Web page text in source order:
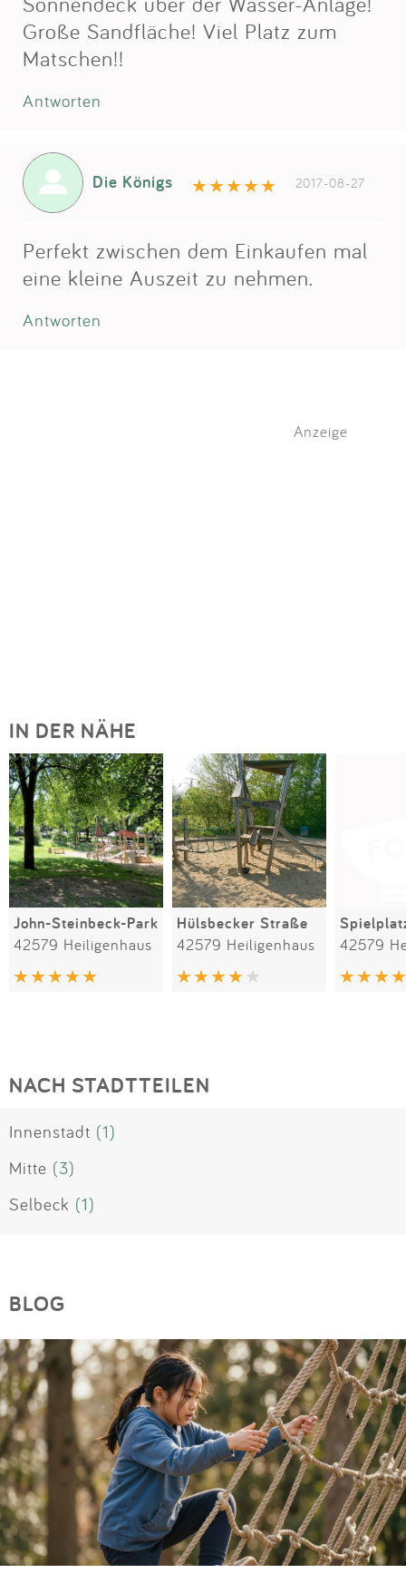
Große Sandfläche! Viel Platz zum
Matschen!!
Antworten
Die Königs 2017-08-27
Perfekt zwischen dem Einkaufen mal
eine kleine Auszeit zu nehmen.
Antworten
Anzeige
IN DER NÄHE
John-Steinbeck-Park
42579 Heiligenhaus
Hülsbecker Straße
42579 Heiligenhaus 42579
NACH STADTTEILEN
Innenstadt (1)
Mitte (3)
Selbeck (1)
BLOG